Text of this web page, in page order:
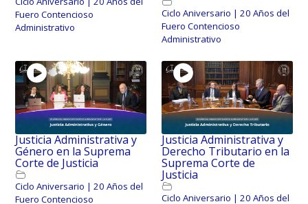
Fuero Contencioso
Administrativo
Ciclo Aniversario | 20 Años del
Fuero Contencioso
Administrativo
Justicia Administrativa y
Género en la Suprema
Corte de Justicia
Ciclo Aniversario | 20 Años del
Fuero Contencioso
Justicia Administrativa y
Derecho Tributario en la
Suprema Corte de
Justicia
Ciclo Aniversario | 20 Años del